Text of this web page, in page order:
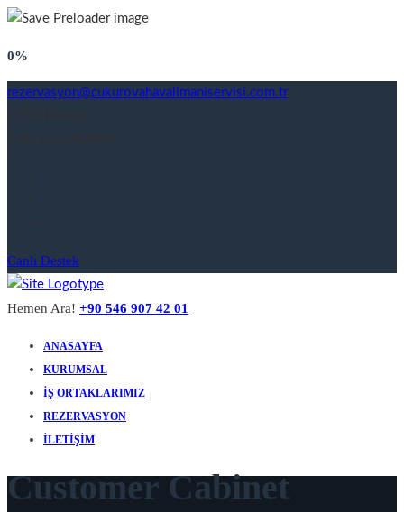
0%
rezervasyon@cukurovahavalimaniservisi.com.tr
Canlı Destek
Hemen Ara! +90 546 907 42 01
ANASAYFA
KURUMSAL
İŞ ORTAKLARIMIZ
REZERVASYON
İLETIŞIM
Customer Cabinet